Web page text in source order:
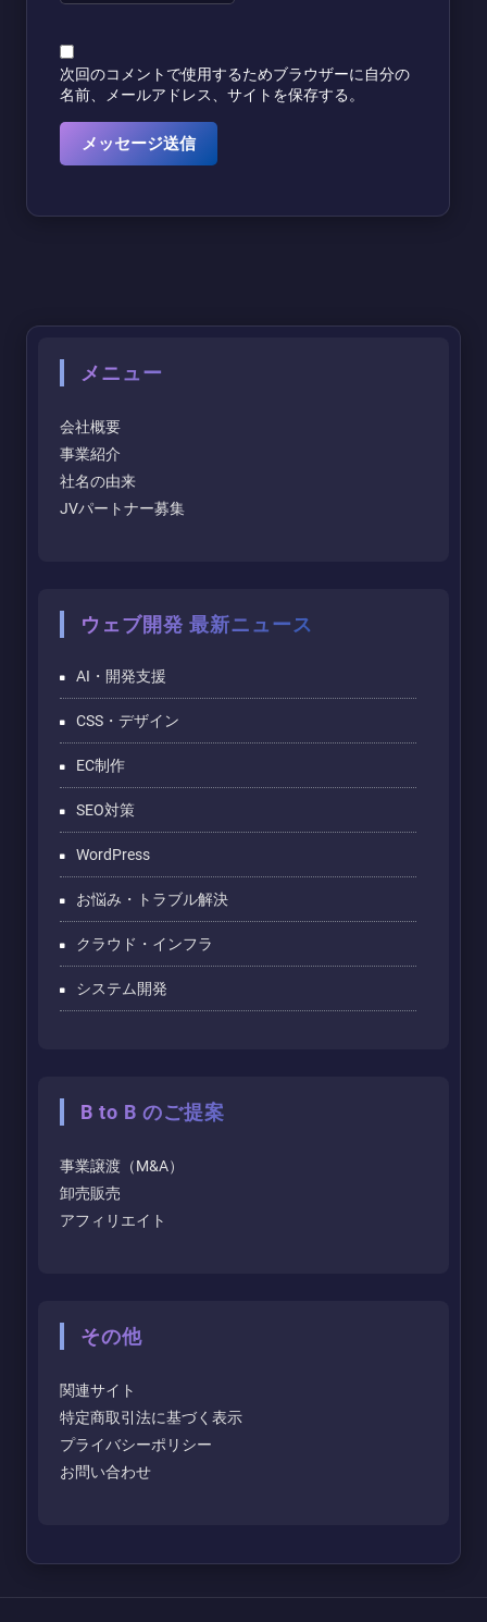
次回のコメントで使用するためブラウザーに自分の
名前、メールアドレス、サイトを保存する。
メニュー
会社概要
事業紹介
社名の由来
JVパートナー募集
ウェブ開発 最新ニュース
AI・開発支援
CSS・デザイン
EC制作
SEO対策
WordPress
お悩み・トラブル解決
クラウド・インフラ
システム開発
B to B のご提案
事業譲渡（M&A）
卸売販売
アフィリエイト
その他
関連サイト
特定商取引法に基づく表示
プライバシーポリシー
お問い合わせ